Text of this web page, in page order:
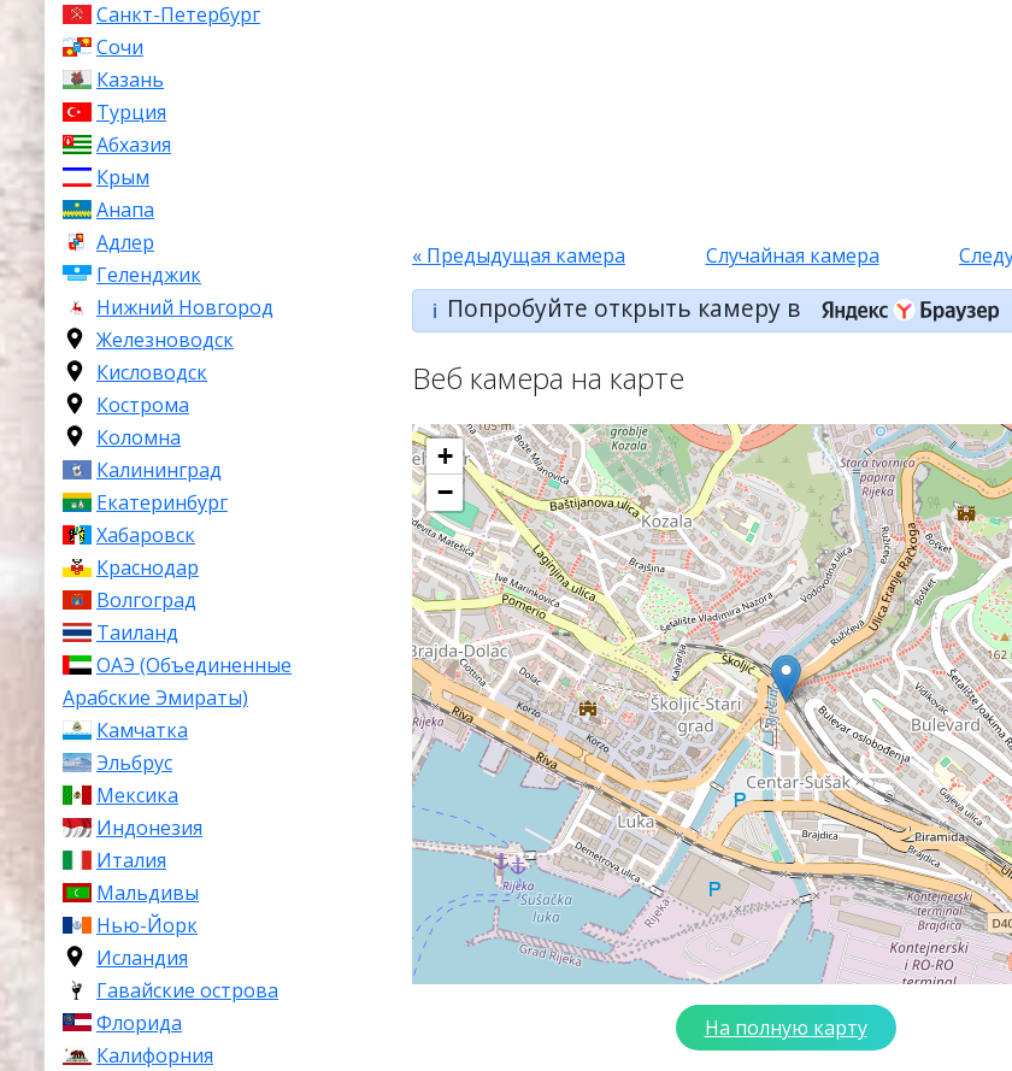
Санкт-Петербург
Сочи
Казань
Турция
Абхазия
Крым
Анапа
Адлер
Геленджик
Нижний Новгород
Железноводск
Кисловодск
Кострома
Коломна
Калининград
Екатеринбург
Хабаровск
Краснодар
Волгоград
Таиланд
ОАЭ (Объединенные
Арабские Эмираты)
Камчатка
Эльбрус
Мексика
Индонезия
Италия
Мальдивы
Нью-Йорк
Исландия
Гавайские острова
Флорида
Калифорния
« Предыдущая камера Случайная камера
ℹ️ Попробуйте открыть камеру в
Веб камера на карте
+
−
На полную карту